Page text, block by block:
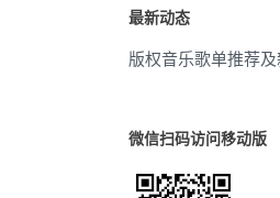
弦乐
温柔
最新动态
版权音乐歌单推荐及
微信扫码访问移动版